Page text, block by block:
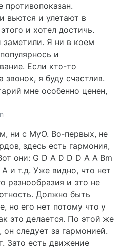
вьются и улетают в
и хотел достичь.
заметили. Я ни в коем
и
Если кто-то
звонок, я буду счастлив.
мне особенно ценен,
ни с MyO. Во-первых, не
здесь есть гармония,
они: G D A D D D A A Bm
и т.д. Уже видно, что нет
разнообразия и это не
Должно быть
но его нет потому что у
это делается. По этой же
следует за гармонией.
Зато есть движение